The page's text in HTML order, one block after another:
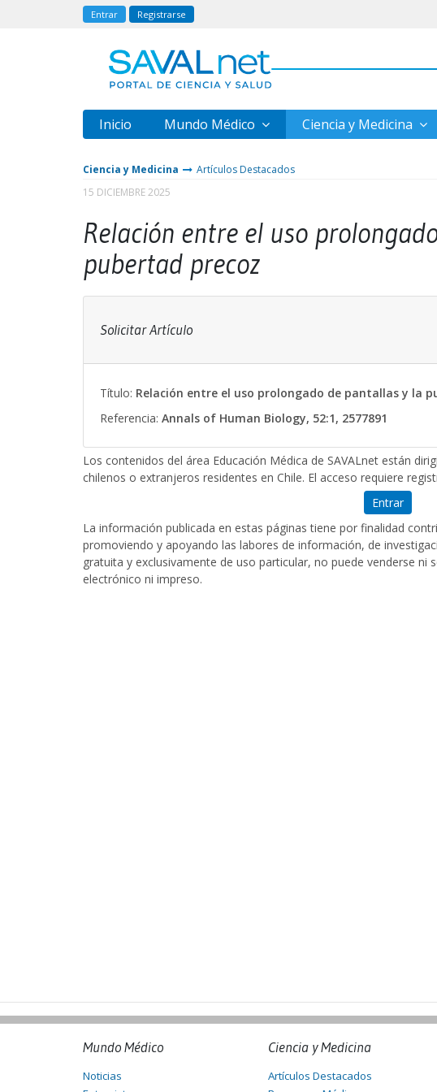
Entrar Registrarse
Inicio Mundo Médico Ciencia y Medicina
Ciencia y Medicina
Artículos Destacados
15 DICIEMBRE 2025
Relación entre el uso
pubertad precoz
Solicitar Artículo
Título: Relación entre el uso prolongado de pantallas y la
Referencia: Annals of Human Biology, 52:1, 2577891
Los contenidos del área Educación Médica de SAVALnet están
chilenos o extranjeros residentes en Chile. El acceso requiere
Entrar
La información publicada en estas páginas tiene por finalidad
promoviendo y apoyando las labores de información, de
gratuita y exclusivamente de uso particular, no puede venderse
electrónico ni impreso.
Mundo Médico
Noticias
Ciencia y Medicina
Artículos Destacados